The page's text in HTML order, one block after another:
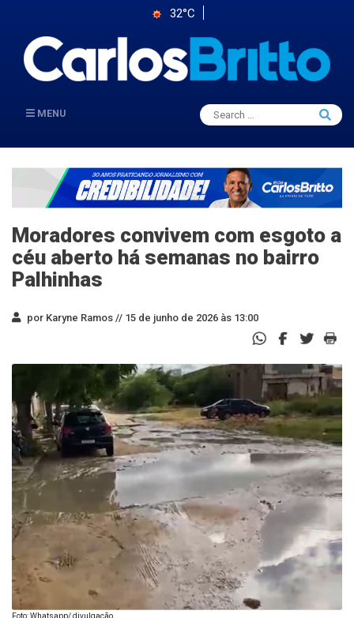
32°C
MENU
Search
for:
Search
Moradores convivem com esgoto a
céu aberto há semanas no bairro
Palhinhas
por Karyne Ramos // 15 de junho de 2026 às 13:00
Foto: Whatsapp/ divulgação